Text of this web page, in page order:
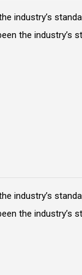
industry’s
the industry’s
industry’s
the industry’s